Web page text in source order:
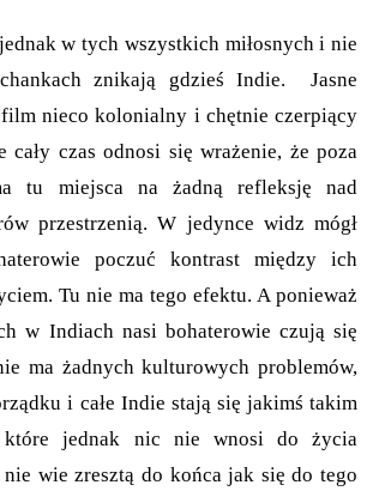
w tych wszystkich miłosnych i nie
znikają gdzieś Indie. Jasne
nieco kolonialny i chętnie czerpiący
cały czas odnosi się wrażenie, że poza
tu miejsca na żadną refleksję nad
przestrzenią. W jedynce widz mógł
poczuć kontrast między ich
Tu nie ma tego efektu. A ponieważ
w Indiach nasi bohaterowie czują się
ma żadnych kulturowych problemów,
i całe Indie stają się jakimś takim
które jednak nic nie wnosi do życia
wie zresztą do końca jak się do tego